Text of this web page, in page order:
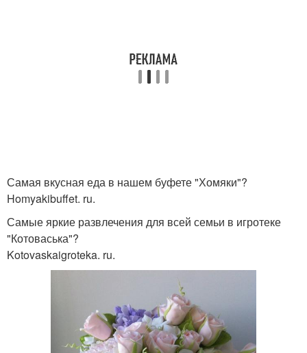
Самая вкусная еда в нашем буфете "Хомяки"?
Homyakibuffet. ru.
Самые яркие развлечения для всей семьи в игротеке
"Котоваська"?
Kotovaskaigroteka. ru.